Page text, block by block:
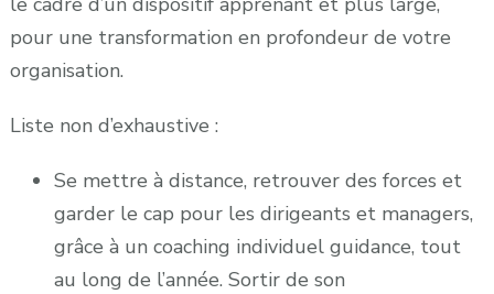
pour une transformation en profondeur de votre
organisation.
Liste non d’exhaustive :
Se mettre à distance, retrouver des forces et
garder le cap pour les dirigeants et managers,
grâce à un coaching individuel guidance, tout
au long de l’année. Sortir de son